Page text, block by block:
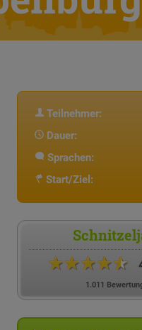
Teilnehmer:
Dauer:
Sprachen:
Start/Ziel:
★★★★★
1.011